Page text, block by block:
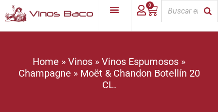
0
Home » Vinos » Vinos Espumosos »
Champagne » Moët & Chandon Botellín 20
CL.